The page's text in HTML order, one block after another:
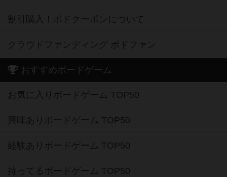
割引購入！ボドクーポンについて
クラウドファンディング ボドファン
おすすめボードゲーム
お気に入りボードゲーム TOP50
興味ありボードゲーム TOP50
経験ありボードゲーム TOP50
持ってるボードゲーム TOP50